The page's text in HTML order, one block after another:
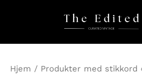
innholdet
Hjem / Produkter med stikkord